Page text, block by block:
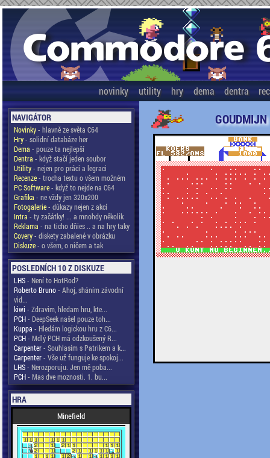
novinky utility hry dema dentra
NAVIGÁTOR
Novinky- hlavně ze světa C64
Hry- solidní databáze her
Dema - pouze ta nejlepší
Dentra - když stačí jeden soubor
Utility- nejen pro práci a legraci
Recenze- trocha textu o všem možném
PC Software- když to nejde na C64
Grafika - ne vždy jen 320x200
Fotogalerie- důkazy nejen z akcí
Intra - ty začátky! ... a mnohdy několik
Reklama - na ticho dňies .. a na hry taky
Covery- diskety zabalené v obrázku
Diskuze- o všem, o ničem a tak
POSLEDNÍCH 10 Z DISKUZE
LHS- Není to HotRod?
Roberto Bruno- Ahoj, sháním závodní
vid...
kiwi - Zdravim, hledam hru, kte...
PCH- DeepSeek našel pouze toh...
Kuppa - Hledám logickou hru z C6...
PCH- Mdlý PCH má odzkoušený R...
Carpenter- Souhlasím s Patrikem a k...
Carpenter- Vše už funguje ke spokoj...
LHS- Nerozporuju. Jen mě poba...
PCH- Mas dve moznosti. 1. bu...
HRA
Minefield
GOUDMIJN